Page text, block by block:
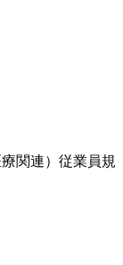
関連） 従業員規